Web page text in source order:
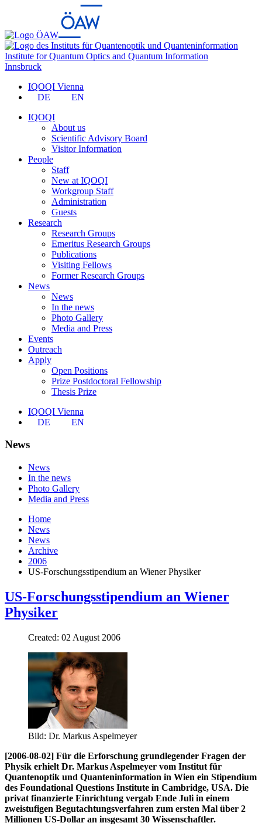
Institute for Quantum Optics and Quantum Information
Innsbruck
IQOQI Vienna
DE
EN
IQOQI
About us
Scientific Advisory Board
Visitor Information
People
Staff
New at IQOQI
Workgroup Staff
Administration
Guests
Research
Research Groups
Emeritus Research Groups
Publications
Visiting Fellows
Former Research Groups
News
News
In the news
Photo Gallery
Media and Press
Events
Outreach
Apply
Open Positions
Prize Postdoctoral Fellowship
Thesis Prize
IQOQI Vienna
DE
EN
News
News
In the news
Photo Gallery
Media and Press
Home
News
News
Archive
2006
US-Forschungsstipendium an Wiener Physiker
US-Forschungsstipendium an Wiener
Physiker
Created: 02 August 2006
Bild: Dr. Markus Aspelmeyer
[2006-08-02] Für die Erforschung grundlegender Fragen der
Physik erhielt Dr. Markus Aspelmeyer vom Institut für
Quantenoptik und Quanteninformation in Wien ein Stipendium
des Foundational Questions Institute in Cambridge, USA. Die
privat finanzierte Einrichtung vergab Ende Juli in einem
zweistufigen Begutachtungsverfahren zum ersten Mal über 2
Millionen US-Dollar an insgesamt 30 Wissenschaftler.